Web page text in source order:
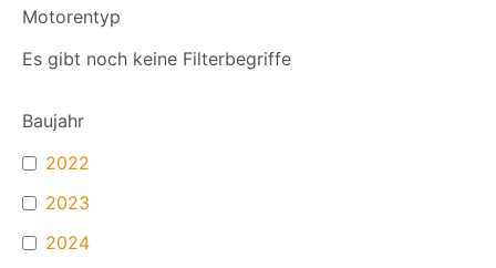
Motorentyp
Es gibt noch keine Filterbegriffe
Baujahr
2022
2023
2024